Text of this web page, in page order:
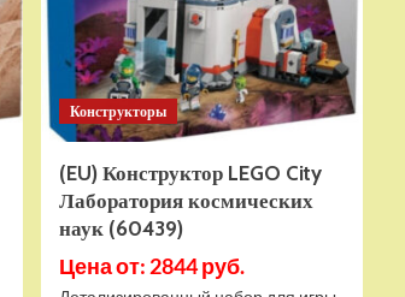
Конструкторы
(EU) Конструктор LEGO City
Лаборатория космических
наук (60439)
Цена от: 2844 руб.